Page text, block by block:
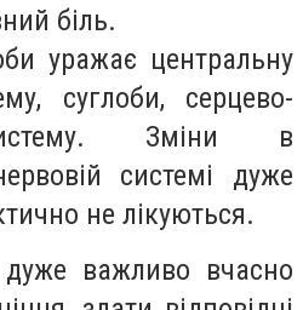
біль.
уражає центральну
суглоби, серцево-
Зміни в
системі дуже
не лікуються.
дуже важливо вчасно